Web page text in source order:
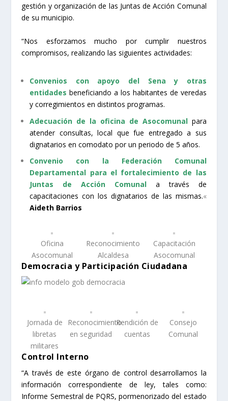
gestión y organización de las Juntas de Acción Comunal
de su municipio.
“Nos esforzamos mucho por cumplir nuestros
compromisos, realizando las siguientes actividades:
Convenios con apoyo del Sena y otras
entidades beneficiando a los habitantes de veredas
y corregimientos en distintos programas.
Adecuación de la oficina de Asocomunal para
atender consultas, local que fue entregado a sus
dignatarios en comodato por un periodo de 5 años.
Convenio con la Federación Comunal
Departamental para el fortalecimiento de las
Juntas de Acción Comunal a través de
capacitaciones con los dignatarios de las mismas.«
Aideth Barrios
Oficina
Asocomunal
Reconocimiento
Alcaldesa
Capacitación
Asocomunal
Democracia y Participación Ciudadana
Jornada de
libretas
militares
Reconocimiento
en seguridad
Rendición de
cuentas
Consejo
Comunal
Control Interno
“A través de este órgano de control desarrollamos la
información correspondiente de ley, tales como:
Informe Semestral de PQRS, pormenorizado del estado